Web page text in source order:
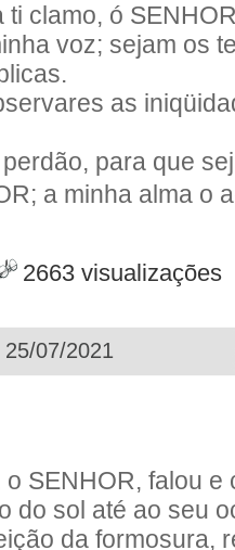
ti clamo, ó
voz; sejam os
as
para que
a minha alma o
2663 visualizações
07/2021
SENHOR, falou e
do sol até ao seu
da formosura,